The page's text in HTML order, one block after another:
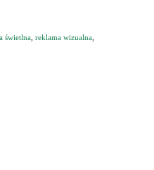
świetlna reklama wizualna